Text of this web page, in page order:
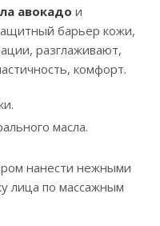
авокадо и
барьер кожи,
разглаживают,
комфорт.
масла.
нанести нежными
лица по массажным